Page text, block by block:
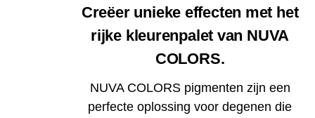
Creëer unieke effecten met het
rijke kleurenpalet van NUVA
COLORS.
NUVA COLORS pigmenten zijn een
perfecte oplossing voor degenen die